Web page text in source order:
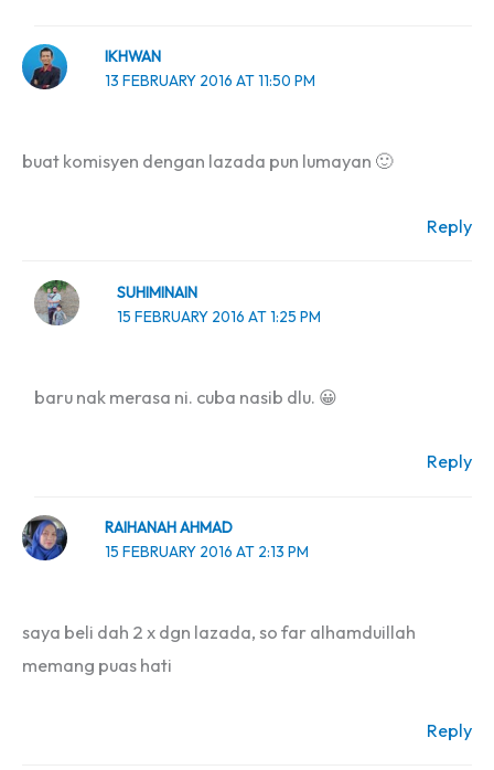
IKHWAN
13 FEBRUARY 2016 AT 11:50 PM
buat komisyen dengan lazada pun lumayan 🙂
Reply
SUHIMINAIN
15 FEBRUARY 2016 AT 1:25 PM
baru nak merasa ni. cuba nasib dlu. 😀
Reply
RAIHANAH AHMAD
15 FEBRUARY 2016 AT 2:13 PM
saya beli dah 2 x dgn lazada, so far alhamduillah
memang puas hati
Reply